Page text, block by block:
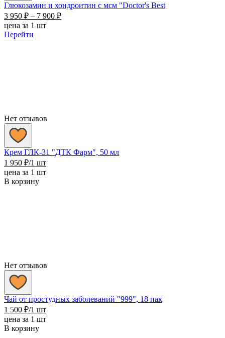
Глюкозамин и хондроитин с мсм "Doctor's Best
3 950 ₽ – 7 900 ₽Диапазон
цена за 1 шт
Перейти
Нет отзывов
Крем ГЛК-31 "ДТК Фарм", 50 мл
1 950 ₽/1 шт
цена за 1 шт
В корзину
Нет отзывов
Чай от простудных заболеваний "999", 18 пак
1 500 ₽/1 шт
цена за 1 шт
В корзину